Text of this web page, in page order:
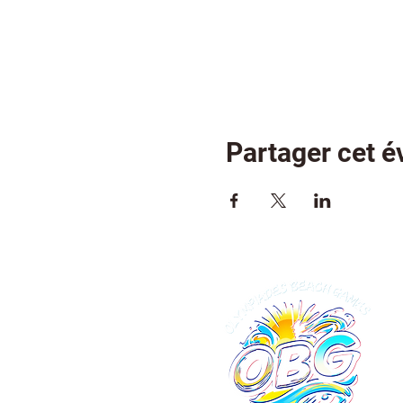
Partager cet